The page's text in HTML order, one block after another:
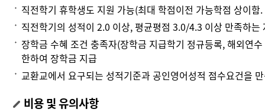
직전학기 휴학생도 지원 가능(최대 학점이전 가능학점 상이
직전학기의 성적이 2.0 이상, 평균평점 3.0/4.3 이상 만족하는
장학금 수혜 조건 충족자(장학금 지급학기 정규등록, 해외연
한하여 장학금 지급
교환교에서 요구되는 성적기준과 공인영어성적 점수요건을
비용 및 유의사항